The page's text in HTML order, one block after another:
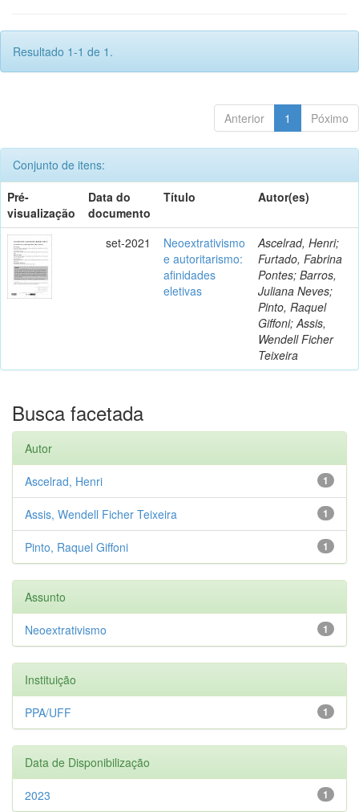
Resultado 1-1 de 1.
Anterior 1 Póximo
Conjunto de itens:
Pré-
visualização
Data do
documento
Título Autor(es)
set-2021
Neoextrativismo
e autoritarismo:
afinidades
eletivas
Ascelrad, Henri;
Furtado, Fabrina
Pontes; Barros,
Juliana Neves;
Pinto, Raquel
Giffoni; Assis,
Wendell Ficher
Teixeira
Busca facetada
Autor
1
Ascelrad, Henri
1
Assis, Wendell Ficher Teixeira
1
Pinto, Raquel Giffoni
Assunto
1
Neoextrativismo
Instituição
1
PPA/UFF
Data de Disponibilização
1
2023